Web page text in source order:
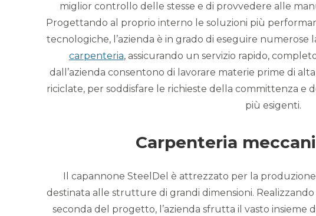
miglior controllo delle stesse e di provvedere alle
Progettando al proprio interno le soluzioni più
tecnologiche, l’azienda è in grado di eseguire numerose
carpenteria, assicurando un servizio rapido,
dall’azienda consentono di lavorare materie prime di
riciclate, per soddisfare le richieste della committenza e
più esigenti.
Carpenteria
Il capannone SteelDel è attrezzato per la
destinata alle strutture di grandi dimensioni.
seconda del progetto, l’azienda sfrutta il vasto insieme